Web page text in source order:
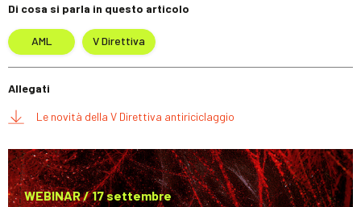
Di cosa si parla in questo articolo
AML V Direttiva
Allegati
Le novità della V Direttiva antiriciclaggio
WEBINAR / 17 settembre